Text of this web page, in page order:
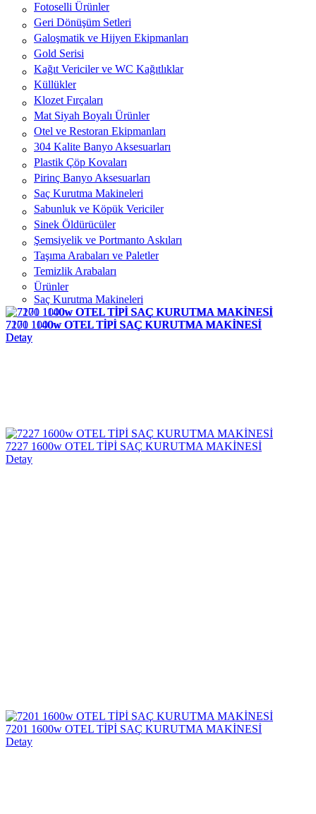
Fotoselli Ürünler
Geri Dönüşüm Setleri
Galoşmatik ve Hijyen Ekipmanları
Gold Serisi
Kağıt Vericiler ve WC Kağıtlıklar
Küllükler
Klozet Fırçaları
Mat Siyah Boyalı Ürünler
Otel ve Restoran Ekipmanları
304 Kalite Banyo Aksesuarları
Plastik Çöp Kovaları
Pirinç Banyo Aksesuarları
Saç Kurutma Makineleri
Sabunluk ve Köpük Vericiler
Sinek Öldürücüler
Şemsiyelik ve Portmanto Askıları
Taşıma Arabaları ve Paletler
Temizlik Arabaları
Ürünler
Saç Kurutma Makineleri
7171 1000w OTEL TİPİ SAÇ KURUTMA MAKİNESİ
Detay
7200 1140w OTEL TİPİ SAÇ KURUTMA MAKİNESİ
Detay
7227 1600w OTEL TİPİ SAÇ KURUTMA MAKİNESİ
Detay
7201 1600w OTEL TİPİ SAÇ KURUTMA MAKİNESİ
Detay